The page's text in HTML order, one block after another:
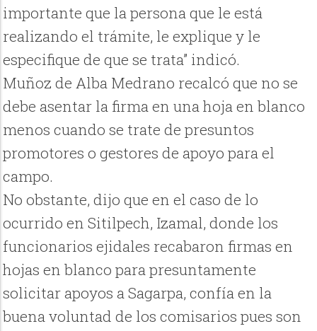
importante que la persona que le está
realizando el trámite, le explique y le
especifique de que se trata” indicó.
Muñoz de Alba Medrano recalcó que no se
debe asentar la firma en una hoja en blanco
menos cuando se trate de presuntos
promotores o gestores de apoyo para el
campo.
No obstante, dijo que en el caso de lo
ocurrido en Sitilpech, Izamal, donde los
funcionarios ejidales recabaron firmas en
hojas en blanco para presuntamente
solicitar apoyos a Sagarpa, confía en la
buena voluntad de los comisarios pues son